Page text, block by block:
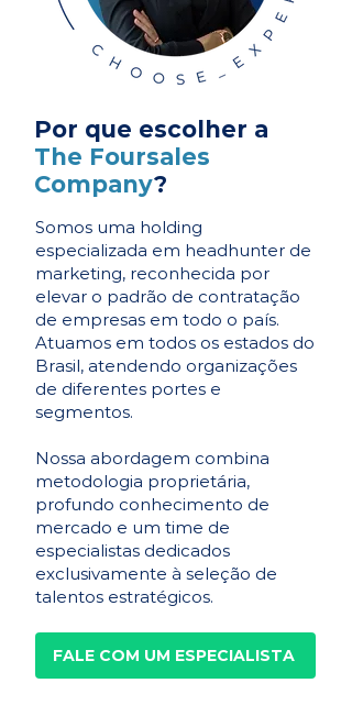
Por que escolher a
The Foursales
Company?
Somos uma holding
especializada em headhunter de
marketing, reconhecida por
elevar o padrão de contratação
de empresas em todo o país.
Atuamos em todos os estados do
Brasil, atendendo organizações
de diferentes portes e
segmentos.
Nossa abordagem combina
metodologia proprietária,
profundo conhecimento de
mercado e um time de
especialistas dedicados
exclusivamente à seleção de
talentos estratégicos.
FALE COM UM ESPECIALISTA